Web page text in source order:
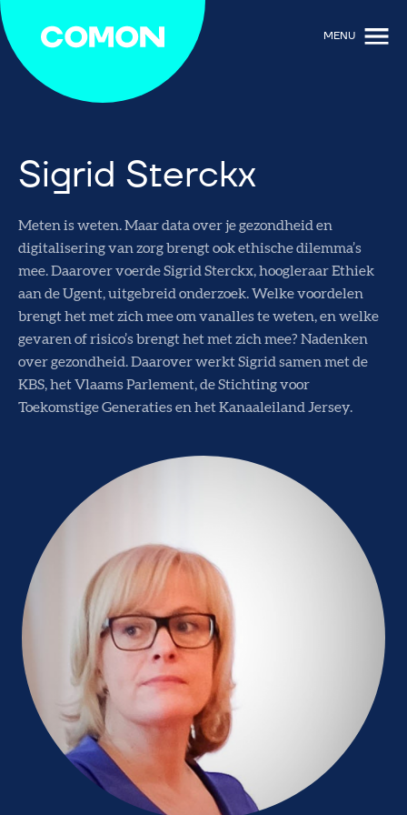
MENU
Sigrid Sterckx
Meten is weten. Maar data over je gezondheid en
digitalisering van zorg brengt ook ethische dilemma’s
mee. Daarover voerde Sigrid Sterckx, hoogleraar Ethiek
aan de Ugent, uitgebreid onderzoek. Welke voordelen
brengt het met zich mee om vanalles te weten, en welke
gevaren of risico’s brengt het met zich mee? Nadenken
over gezondheid. Daarover werkt Sigrid samen met de
KBS, het Vlaams Parlement, de Stichting voor
Toekomstige Generaties en het Kanaaleiland Jersey.